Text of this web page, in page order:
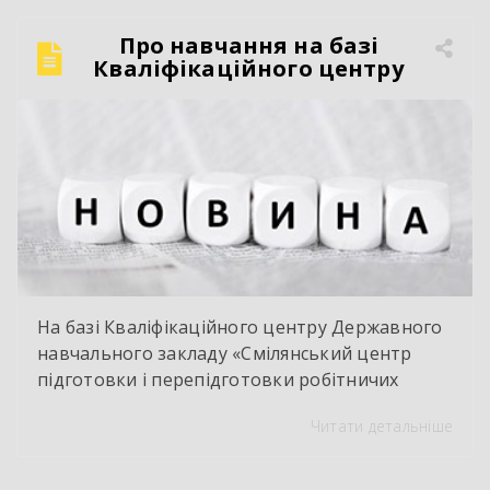
Про навчання на базі
Кваліфікаційного центру
На базі Кваліфікаційного центру Державного
навчального закладу «Смілянський центр
підготовки і перепідготовки робітничих
оцінювання і визнання результатівЧитати детальніше